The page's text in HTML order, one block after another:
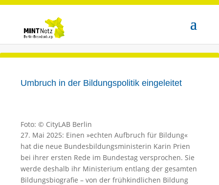
Umbruch in der Bildungspolitik eingeleitet
Foto: © CityLAB Berlin
27. Mai 2025: Einen »echten Aufbruch für Bildung«
hat die neue Bundesbildungsministerin Karin Prien
bei ihrer ersten Rede im Bundestag versprochen. Sie
werde deshalb ihr Ministerium entlang der gesamten
Bildungsbiografie – von der frühkindlichen Bildung